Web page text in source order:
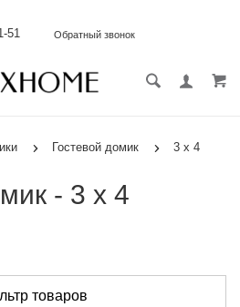
51 Обратный звонок
Гостевой домик 3 х 4
- 3 х 4
товаров